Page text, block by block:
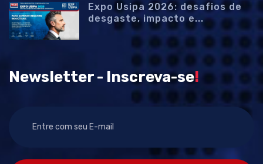
Expo Usipa 2026: desafios de
desgaste, impacto e...
Newsletter - Inscreva-se!